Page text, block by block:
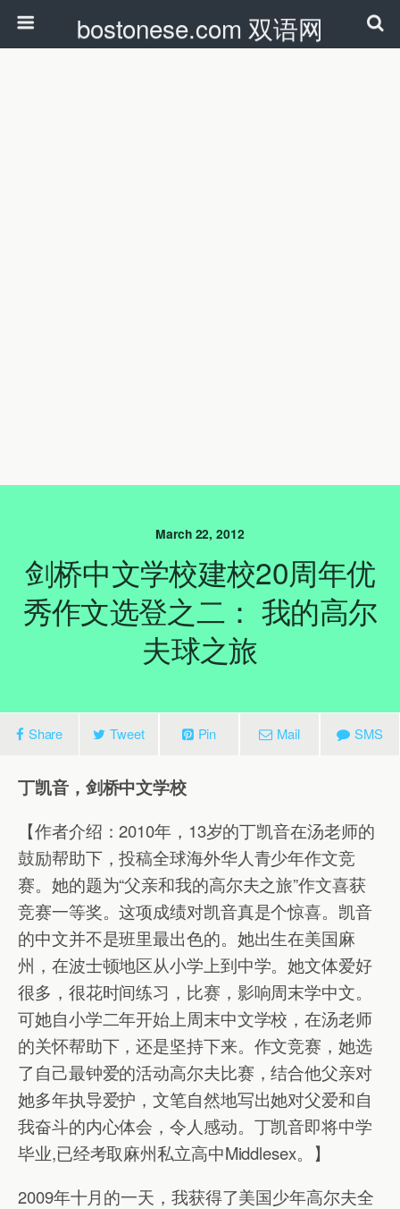
bostonese.com 双语网
March 22, 2012
剑桥中文学校建校20周年优
秀作文选登之二： 我的高尔
夫球之旅
Share Tweet Pin Mail SMS
丁凯音，剑桥中文学校
【作者介绍：2010年，13岁的丁凯音在汤老师的
鼓励帮助下，投稿全球海外华人青少年作文竞
赛。她的题为“父亲和我的高尔夫之旅”作文喜获
竞赛一等奖。这项成绩对凯音真是个惊喜。凯音
的中文并不是班里最出色的。她出生在美国麻
州，在波士顿地区从小学上到中学。她文体爱好
很多，很花时间练习，比赛，影响周末学中文。
可她自小学二年开始上周末中文学校，在汤老师
的关怀帮助下，还是坚持下来。作文竞赛，她选
了自己最钟爱的活动高尔夫比赛，结合他父亲对
她多年执导爱护，文笔自然地写出她对父爱和自
我奋斗的内心体会，令人感动。丁凯音即将中学
毕业,已经考取麻州私立高中Middlesex。】
2009年十月的一天，我获得了美国少年高尔夫全